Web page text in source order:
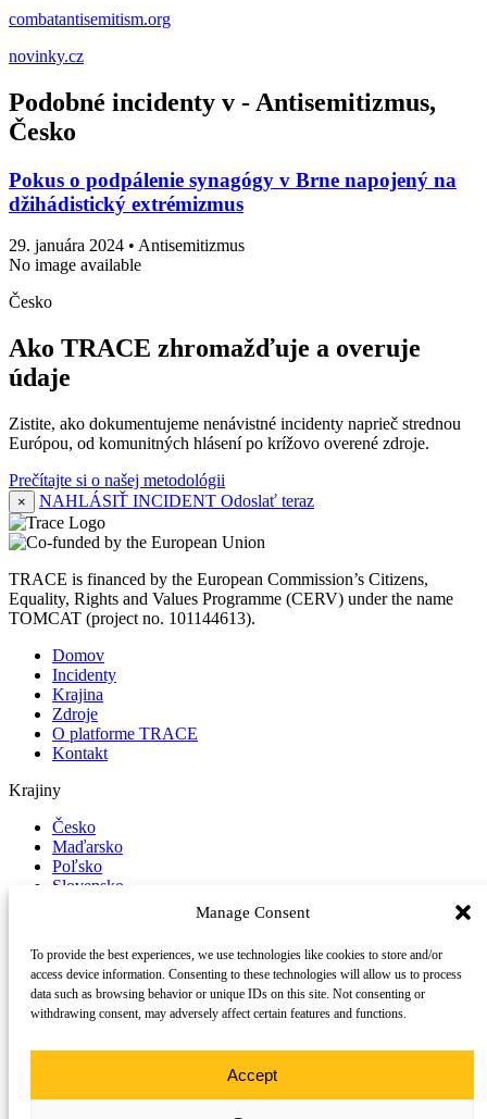
Manage Consent
To provide the best experiences, we use technologies like cookies to store and/or
access device information. Consenting to these technologies will allow us to process
data such as browsing behavior or unique IDs on this site. Not consenting or
withdrawing consent, may adversely affect certain features and functions.
Accept
combatantisemitism.org
novinky.cz
Podobné incidenty v - Antisemitizmus,
Česko
Pokus o podpálenie synagógy v Brne napojený na
džihádistický extrémizmus
29. januára 2024 • Antisemitizmus
No image available
Česko
Ako TRACE zhromažďuje a overuje
údaje
Zistite, ako dokumentujeme nenávistné incidenty naprieč strednou
Európou, od komunitných hlásení po krížovo overené zdroje.
Prečítajte si o našej metodológii
× NAHLÁSIŤ INCIDENT Odoslať teraz
TRACE is financed by the European Commission’s Citizens,
Equality, Rights and Values Programme (CERV) under the name
TOMCAT (project no. 101144613).
Domov
Incidenty
Krajina
Zdroje
O platforme TRACE
Kontakt
Krajiny
Česko
Maďarsko
Poľsko
Slovensko
Sledujte nás na sociálnych sieťach
LinkedIn
YouTube
2026 TraceVšetky práva vyhradené.
TRACE je projekt podporovaný konzorciom partnerov naprieč